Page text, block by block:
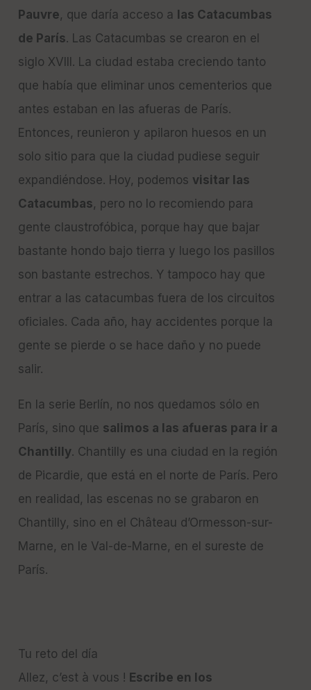
Pauvre, que daría acceso a
las Catacumbas
de París. Las Catacumbas se crearon en el
siglo XVIII. La ciudad estaba creciendo tanto
que había que eliminar unos cementerios que
antes estaban en las afueras de París.
Entonces, reunieron y apilaron huesos en un
solo sitio para que la ciudad pudiese seguir
expandiéndose. Hoy, podemos visitar las
Catacumbas, pero no lo recomiendo para
gente claustrofóbica, porque hay que bajar
bastante hondo bajo tierra y luego los pasillos
son bastante estrechos. Y tampoco hay que
entrar a las catacumbas fuera de los circuitos
oficiales. Cada año, hay accidentes porque la
gente se pierde o se hace daño y no puede
salir.
En la serie Berlín, no nos quedamos sólo en
París, sino que salimos a las afueras para ir a
Chantilly. Chantilly es una ciudad en la región
de Picardie, que está en el norte de París. Pero
en realidad, las escenas no se grabaron en
Chantilly, sino en el Château d’Ormesson-sur-
Marne, en le Val-de-Marne, en el sureste de
París.
Tu reto del día
Allez, c’est à vous ! Escribe en los